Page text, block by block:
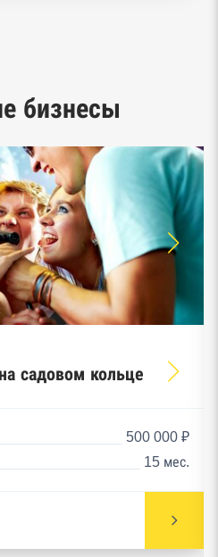
ФНС
бизнесы
садовом кольце
500 000 ₽
15 мес.